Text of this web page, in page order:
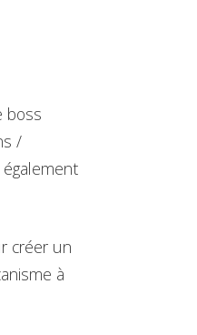
boss
/
créer un
à